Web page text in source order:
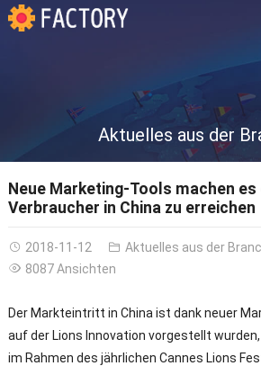
Aktuelles aus der
Neue Marketing-Tools machen
Verbraucher in China zu erreichen
2018-11-12
Aktuelles aus der
8087 Ansichten
Der Markteintritt in China ist dank neuer
auf der Lions Innovation vorgestellt
im Rahmen des jährlichen Cannes Lions